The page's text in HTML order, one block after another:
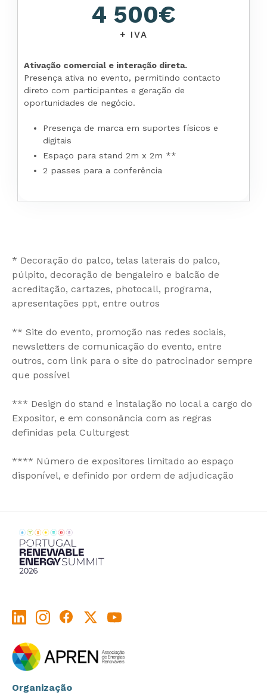
4 500€
+ IVA
Ativação comercial e interação direta.
Presença ativa no evento, permitindo contacto
direto com participantes e geração de
oportunidades de negócio.
Presença de marca em suportes físicos e
digitais
Espaço para stand 2m x 2m **
2 passes para a conferência
* Decoração do palco, telas laterais do palco,
púlpito, decoração de bengaleiro e balcão de
acreditação, cartazes, photocall, programa,
apresentações ppt, entre outros
** Site do evento, promoção nas redes sociais,
newsletters de comunicação do evento, entre
outros, com link para o site do patrocinador sempre
que possível
*** Design do stand e instalação no local a cargo do
Expositor, e em consonância com as regras
definidas pela Culturgest
**** Número de expositores limitado ao espaço
disponível, e definido por ordem de adjudicação
Organização